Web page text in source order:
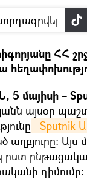
ՀՀ
5 մայիսի –
այսօր
Sputnik
աղբյուրը:
ըստ
դիմումը: